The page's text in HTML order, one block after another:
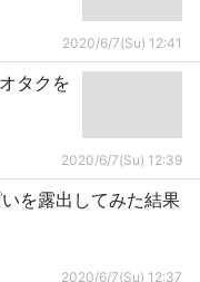
2020/6/7(Su) 12:41
タクを
2020/6/7(Su) 12:39
を露出してみた結果
2020/6/7(Su) 12:37